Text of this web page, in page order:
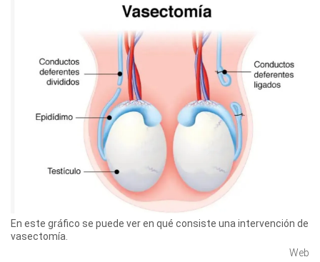
En este gráfico se puede ver en qué consiste una intervención de
vasectomía.
Web